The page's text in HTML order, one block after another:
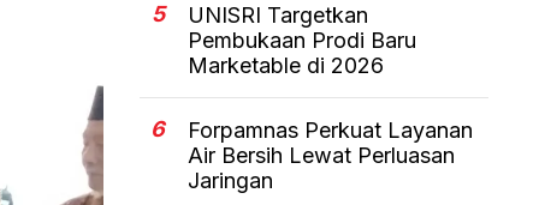
5
UNISRI Targetkan
Pembukaan Prodi Baru
Marketable di 2026
6
Forpamnas Perkuat Layanan
Air Bersih Lewat Perluasan
Jaringan